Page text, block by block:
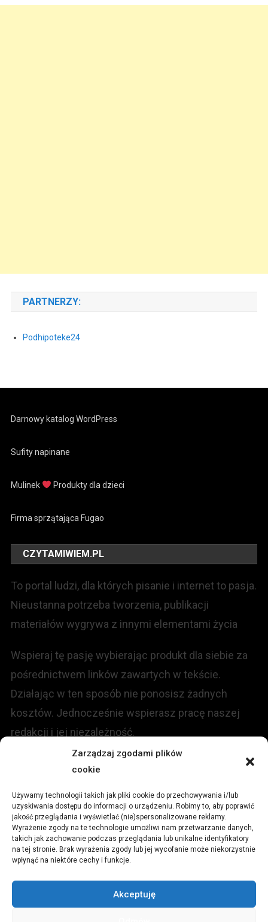
Zarządzaj zgodami plików
cookie
Używamy technologii takich jak pliki cookie do przechowywania i/lub
uzyskiwania dostępu do informacji o urządzeniu. Robimy to, aby poprawić
jakość przeglądania i wyświetlać (nie)spersonalizowane reklamy.
Wyrażenie zgody na te technologie umożliwi nam przetwarzanie danych,
takich jak zachowanie podczas przeglądania lub unikalne identyfikatory
na tej stronie. Brak wyrażenia zgody lub jej wycofanie może niekorzystnie
wpłynąć na niektóre cechy i funkcje.
Akceptuję
PARTNERZY:
Podhipoteke24
Darnowy katalog WordPress
Sufity napinane
Mulinek Produkty dla dzieci
Firma sprzątająca Fugao
CZYTAMIWIEM.PL
To portal ludzi, dla których pisanie i internet to pasja.
Nieustanna potrzeba tworzenia, publikacji
materiałów wygrywa z innymi elementami życia
Wspieraj tę pasję wybierając produkt dla siebie za
pośrednictwem linków zawartych w tekście.
Działając w ten sposób nie ponosisz żadnych
kosztów. Jednocześnie wspierasz pracę naszej
redakcji i jej niezależność.
Redakcja portalu:
ul.Stara 13, 42-600 Tarnowskie Góry
TEL:+48 509 547 822
redakcja@czytamiwiem.pl